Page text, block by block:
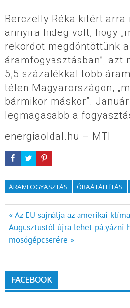
Berczelly Réka kitért arra
annyira hideg volt, hogy
rekordot megdöntöttünk
áramfogyasztásban”, azt
5,5 százalékkal több
télen Magyarországon,
bármikor máskor”.
legmagasabb a
energiaoldal.hu – MTI
ÁRAMFOGYASZTÁS ÓRAÁTÁLLÍTÁS
Bejegyzés
navigáció
« Az EU sajnálja az amerikai
Augusztustól újra lehet pályázni
mosógépcserére »
FACEBOOK